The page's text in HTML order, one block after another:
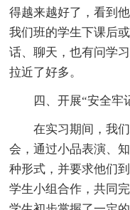
得越来越好了，看到
我们班的学生下课后
话、聊天，也有问学
拉近了好多。
四、开展“安全牢记
在实习期间，我们
会，通过小品表演、
种形式，并要求他们
学生小组合作，共同